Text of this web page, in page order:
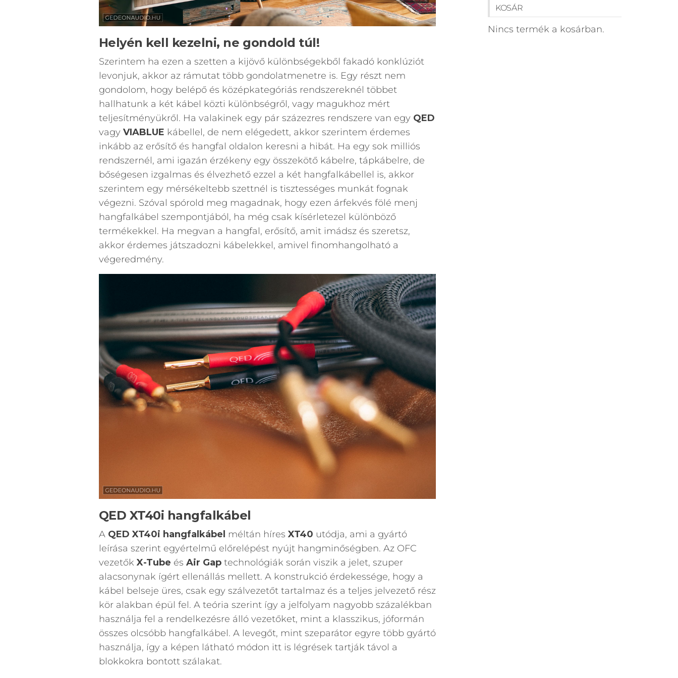
Helyén kell kezelni, ne gondold túl!
Szerintem ha ezen a szetten a kijövő különbségekből fakadó konklúziót
levonjuk, akkor az rámutat több gondolatmenetre is. Egy részt nem
gondolom, hogy belépő és középkategóriás rendszereknél többet
hallhatunk a két kábel közti különbségről, vagy magukhoz mért
teljesítményükről. Ha valakinek egy pár százezres rendszere van egy QED
vagy VIABLUE kábellel, de nem elégedett, akkor szerintem érdemes
inkább az erősítő és hangfal oldalon keresni a hibát. Ha egy sok milliós
rendszernél, ami igazán érzékeny egy összekötő kábelre, tápkábelre, de
bőségesen izgalmas és élvezhető ezzel a két hangfalkábellel is, akkor
szerintem egy mérsékeltebb szettnél is tisztességes munkát fognak
végezni. Szóval spórold meg magadnak, hogy ezen árfekvés fölé menj
hangfalkábel szempontjából, ha még csak kísérletezel különböző
termékekkel. Ha megvan a hangfal, erősítő, amit imádsz és szeretsz,
akkor érdemes játszadozni kábelekkel, amivel finomhangolható a
végeredmény.
QED XT40i hangfalkábel
A QED XT40i hangfalkábel méltán híresXT40 utódja, ami a gyártó
leírása szerint egyértelmű előrelépést nyújt hangminőségben. Az OFC
vezetőkX-Tube és Air Gaptechnológiák során viszik a jelet, szuper
alacsonynak ígért ellenállás mellett. A konstrukció érdekessége, hogy a
kábel belseje üres, csak egy szálvezetőt tartalmaz és a teljes jelvezető rész
kör alakban épül fel. A teória szerint így a jelfolyam nagyobb százalékban
használja fel a rendelkezésre álló vezetőket, mint a klasszikus, jóformán
összes olcsóbb hangfalkábel. A levegőt, mint szeparátor egyre több gyártó
használja, így a képen látható módon itt is légrések tartják távol a
blokkokra bontott szálakat.
KOSÁR
Nincs termék a kosárban.